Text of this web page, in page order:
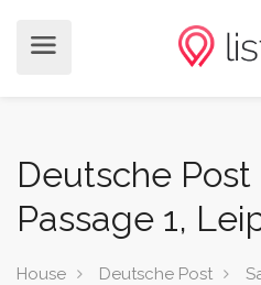
Deutsche
Passage 1,
House Deutsche Post